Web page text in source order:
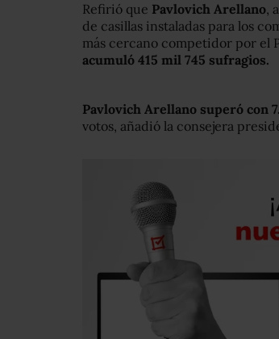
Refirió que Pavlovich Arellano,
de casillas instaladas para los
más cercano competidor por el
acumuló 415 mil 745 sufragios.
Pavlovich Arellano superó con
votos, añadió la consejera